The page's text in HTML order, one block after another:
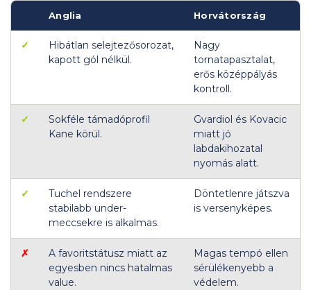
Anglia Horvátország
✓
Hibátlan selejtezősorozat,
kapott gól nélkül.
Nagy
tornatapasztalat,
erős középpályás
kontroll.
✓
Sokféle támadóprofil
Kane körül.
Gvardiol és Kovacic
miatt jó
labdakihozatal
nyomás alatt.
✓
Tuchel rendszere
stabilabb under-
meccsekre is alkalmas.
Döntetlenre játszva
is versenyképes.
✗
A favoritstátusz miatt az
egyesben nincs hatalmas
value.
Magas tempó ellen
sérülékenyebb a
védelem.